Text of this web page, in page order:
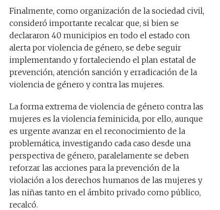
Finalmente, como organización de la sociedad civil,
consideró importante recalcar que, si bien se
declararon 40 municipios en todo el estado con
alerta por violencia de género, se debe seguir
implementando y fortaleciendo el plan estatal de
prevención, atención sanción y erradicación de la
violencia de género y contra las mujeres.
La forma extrema de violencia de género contra las
mujeres es la violencia feminicida, por ello, aunque
es urgente avanzar en el reconocimiento de la
problemática, investigando cada caso desde una
perspectiva de género, paralelamente se deben
reforzar las acciones para la prevención de la
violación a los derechos humanos de las mujeres y
las niñas tanto en el ámbito privado como público,
recalcó.